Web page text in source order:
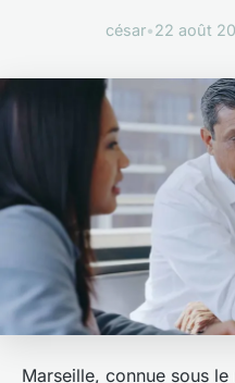
césar•22 août
Marseille, connue sous